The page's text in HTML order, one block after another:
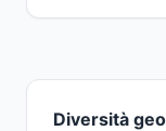
Diversità